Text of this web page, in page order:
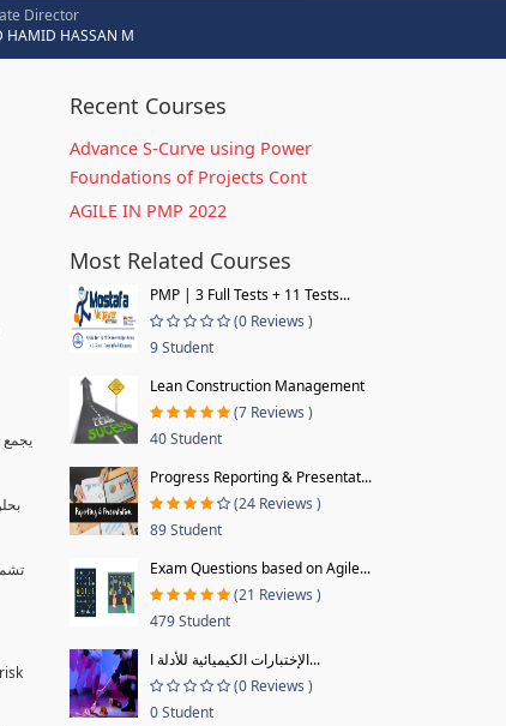
Director
HAMID HASSAN M
يجمع
Recent Courses
Advance S-Curve using Power
Foundations of Projects Cont
AGILE IN PMP 2022
Most Related Courses
PMP | 3 Full Tests + 11 Tests...
(0 Reviews )
9 Student
Lean Construction Management
(7 Reviews )
40 Student
Progress Reporting & Presentat...
(24 Reviews )
89 Student
Exam Questions based on Agile...
(21 Reviews )
479 Student
الإختبارات الكيميائية للأدلة ا...
(0 Reviews )
0 Student